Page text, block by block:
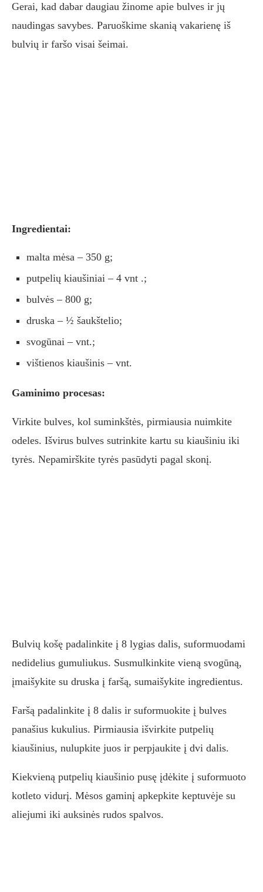
Gerai, kad dabar daugiau žinome apie bulves ir jų
naudingas savybes. Paruoškime skanią vakarienę iš
bulvių ir faršo visai šeimai.
Ingredientai:
malta mėsa – 350 g;
putpelių kiaušiniai – 4 vnt .;
bulvės – 800 g;
druska – ½ šaukštelio;
svogūnai – vnt.;
vištienos kiaušinis – vnt.
Gaminimo procesas:
Virkite bulves, kol suminkštės, pirmiausia nuimkite
odeles. Išvirus bulves sutrinkite kartu su kiaušiniu iki
tyrės. Nepamirškite tyrės pasūdyti pagal skonį.
Bulvių košę padalinkite į 8 lygias dalis, suformuodami
nedidelius gumuliukus. Susmulkinkite vieną svogūną,
įmaišykite su druska į faršą, sumaišykite ingredientus.
Faršą padalinkite į 8 dalis ir suformuokite į bulves
panašius kukulius. Pirmiausia išvirkite putpelių
kiaušinius, nulupkite juos ir perpjaukite į dvi dalis.
Kiekvieną putpelių kiaušinio pusę įdėkite į suformuoto
kotleto vidurį. Mėsos gaminį apkepkite keptuvėje su
aliejumi iki auksinės rudos spalvos.